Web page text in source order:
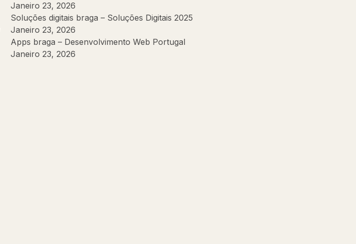
Janeiro 23, 2026
Soluções digitais braga – Soluções Digitais 2025
Janeiro 23, 2026
Apps braga – Desenvolvimento Web Portugal
Janeiro 23, 2026